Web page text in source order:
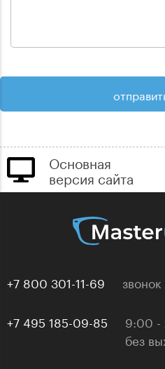
Основная
версия сайта
+7 800 301-11-69
+7 495 185-09-85
9:00 -
без